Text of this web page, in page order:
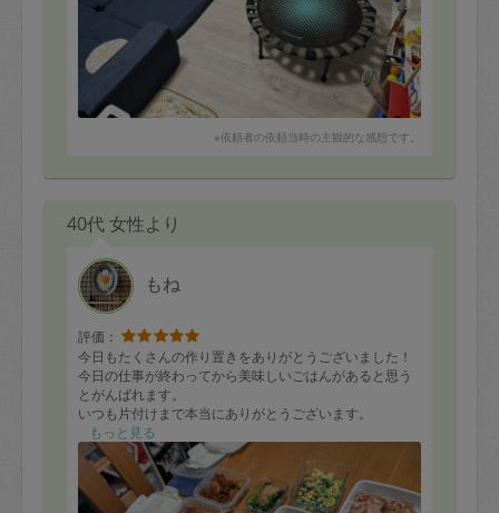
※依頼者の依頼当時の主観的な感想です。
40代 女性より
もね
評価：
今日もたくさんの作り置きをありがとうございました！
今日の仕事が終わってから美味しいごはんがあると思う
とがんばれます。
いつも片付けまで本当にありがとうございます。
またどうぞよろしくお願いいたします。
■鶏の唐揚げ
■餃子のタネ
■豚肉とベーコンの挟み焼き
もっと見る